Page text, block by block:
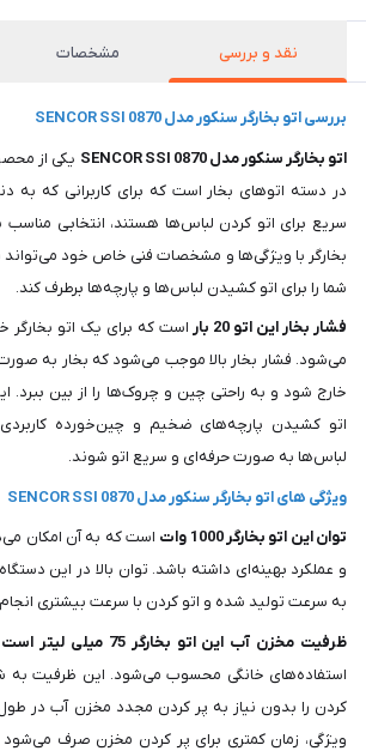
نقد و بررسی مشخصات
بررسی اتو بخارگر سنکور مدل SENCOR SSI 0870
اتو بخارگر سنکور مدل SENCOR SSI 0870
یکی از
در دسته اتوهای بخار است که برای کاربرانی که به
سریع برای اتو کردن لباس‌ها هستند، انتخابی مناسب
بخارگر با ویژگی‌ها و مشخصات فنی خاص خود می‌تواند
شما را برای اتو کشیدن لباس‌ها و پارچه‌ها برطرف کند.
فشار بخار این اتو 20 بار
است که برای یک اتو بخارگر
می‌شود. فشار بخار بالا موجب می‌شود که بخار به صورت
خارج شود و به راحتی چین و چروک‌ها را از بین ببرد.
اتو کشیدن پارچه‌های ضخیم و چین‌خورده
لباس‌ها به صورت حرفه‌ای و سریع اتو شوند.
ویژگی های اتو بخارگر سنکور مدل SENCOR SSI 0870
توان این اتو بخارگر 1000 وات
است که به آن امکان
و عملکرد بهینه‌ای داشته باشد. توان بالا در این
به سرعت تولید شده و اتو کردن با سرعت بیشتری انجام
ظرفیت مخزن آب این اتو بخارگر 75 میلی لیتر است
استفاده‌های خانگی محسوب می‌شود. این ظرفیت به
کردن را بدون نیاز به پر کردن مجدد مخزن آب در طول
ویژگی، زمان کمتری برای پر کردن مخزن صرف می‌شود